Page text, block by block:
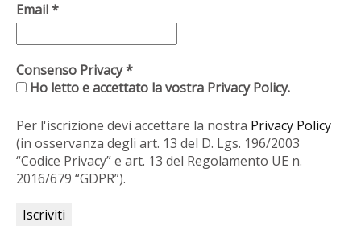
Email*
Consenso Privacy*
Ho letto e accettato la vostra Privacy Policy.
Per l'iscrizione devi accettare la nostra Privacy Policy
(in osservanza degli art. 13 del D. Lgs. 196/2003
“Codice Privacy” e art. 13 del Regolamento UE n.
2016/679 “GDPR”).